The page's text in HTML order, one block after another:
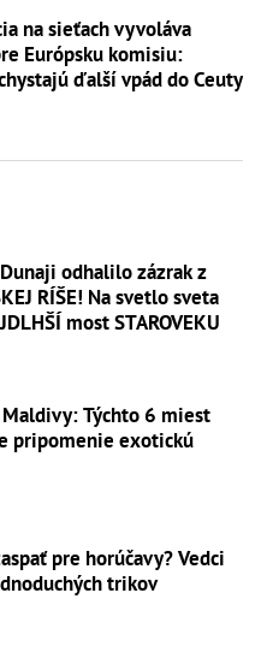
na sieťach vyvoláva
Európsku komisiu:
ďalší vpád do Ceuty
odhalilo zázrak z
RÍŠE! Na svetlo sveta
most STAROVEKU
Maldivy: Týchto 6 miest
pripomenie exotickú
pre horúčavy? Vedci
trikov